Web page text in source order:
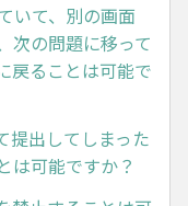
いて、別の画面
次の問題に移って
戻ることは可能で
提出してしまった
は可能ですか？